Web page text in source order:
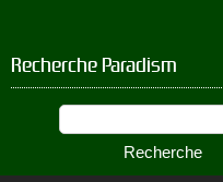
Recherche Paradism